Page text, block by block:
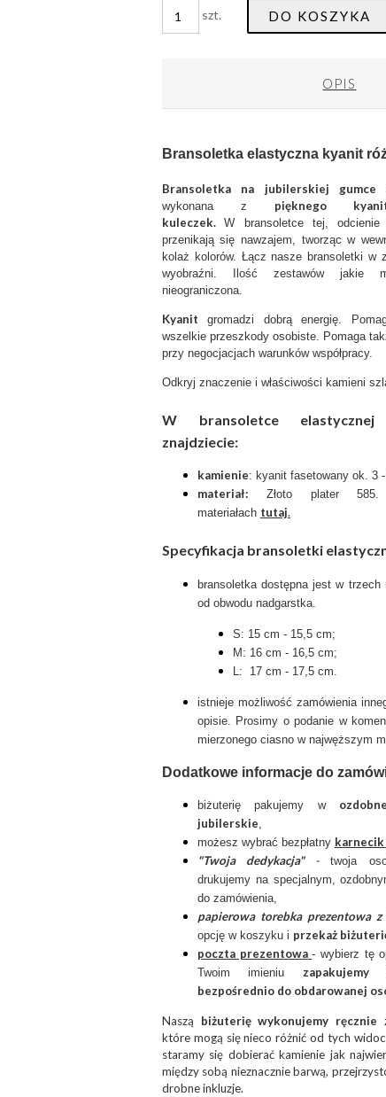
szt. DO KOSZYKA
OPIS
Bransoletka elastyczna kyanit
Bransoletka na jubilerskiej gumce
wykonana z
pięknego
kuleczek.W bransoletce tej, odcienie
przenikają się nawzajem, tworząc w
kolaż kolorów. Łącz nasze bransoletki w
wyobraźni. Ilość zestawów jakie
nieograniczona.
Kyanit gromadzi dobrą energię.
wszelkie przeszkody osobiste. Pomaga
przy negocjacjach warunków współpracy.
Odkryj znaczenie i właściwości kamieni
W bransoletce
znajdziecie:
kamienie: kyanit fasetowany ok. 3
materiał: Złoto plater
materiałach tutaj.
Specyfikacja bransoletki
bransoletka dostępna jest w
od obwodu nadgarstka.
S: 15 cm - 15,5 cm;
M: 16 cm - 16,5 cm;
L: 17 cm - 17,5 cm.
istnieje możliwość zamówienia
opisie. Prosimy o podanie w
mierzonego ciasno w najwęższym
Dodatkowe informacje do
biżuterię pakujemy w
jubilerskie
możesz wybrać bezpłatny
"Twoja dedykacja"-twoja
drukujemy na specjalnym,
do zamówienia,
papierowa torebka prezentowa z
opcję w koszyku i przekaż
poczta prezentowa - wybierz tę
Twoim imieniu
bezpośrednio do obdarowanej
Naszą biżuterię wykonujemy ręcznie
które mogą się nieco różnić od tych
staramy się dobierać kamienie jak
między sobą nieznacznie barwą,
drobne inkluzje.